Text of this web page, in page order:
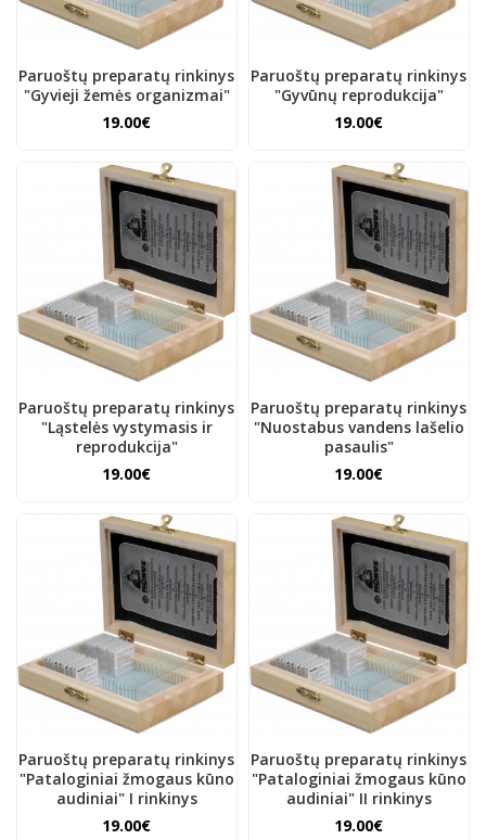
Paruoštų preparatų rinkinys
"Gyvieji žemės organizmai"
19.00€
Paruoštų preparatų rinkinys
"Gyvūnų reprodukcija"
19.00€
Paruoštų preparatų rinkinys
"Ląstelės vystymasis ir
reprodukcija"
19.00€
Paruoštų preparatų rinkinys
"Nuostabus vandens lašelio
pasaulis"
19.00€
Paruoštų preparatų rinkinys
"Pataloginiai žmogaus kūno
audiniai" I rinkinys
19.00€
Paruoštų preparatų rinkinys
"Pataloginiai žmogaus kūno
audiniai" II rinkinys
19.00€